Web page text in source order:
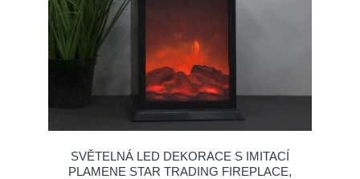
SVĚTELNÁ LED DEKORACE S IMITACÍ
PLAMENE STAR TRADING FIREPLACE,